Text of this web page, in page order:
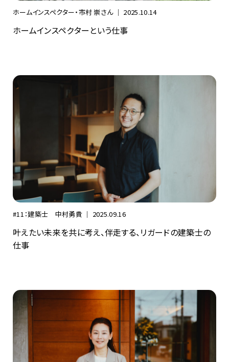
ホームインスペクター・市村 崇さん ｜ 2025.10.14
ホームインスペクターという仕事
#11：建築士 中村勇貴 ｜ 2025.09.16
叶えたい未来を共に考え、伴走する、リガードの建築士の
仕事